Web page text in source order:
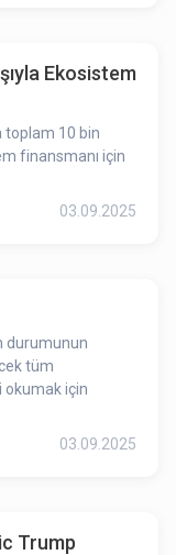
Ekosistem
toplam 10 bin
finansmanı için
03.09.2025
durumunun
tüm
okumak için
03.09.2025
Trump